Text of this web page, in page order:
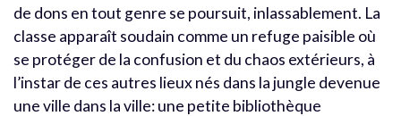
de dons en tout genre se poursuit, inlassablement. La
classe apparaît soudain comme un refuge paisible où
se protéger de la confusion et du chaos extérieurs, à
l’instar de ces autres lieux nés dans la jungle devenue
une ville dans la ville: une petite bibliothèque